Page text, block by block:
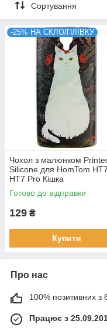
Сортування
-25% НА СКЛО/ПЛІВКУ
Чохол з малюнком
Silicone для HomTom
HT7 Pro Кішка
Готово до відправки
129 ₴
Купити
Про нас
100% позитивних з
Працює з